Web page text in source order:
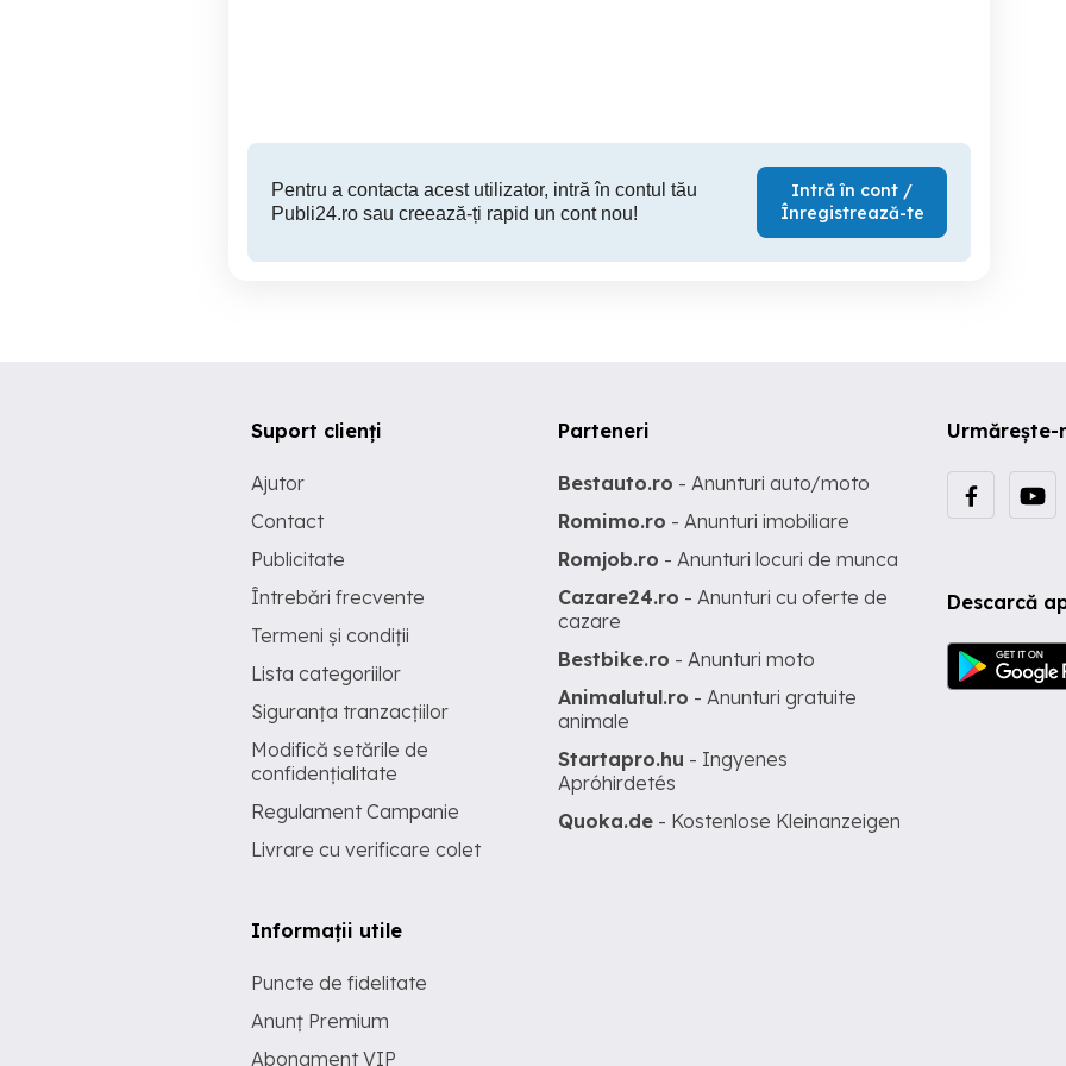
Pentru a contacta acest utilizator, intră în contul tău
Publi24.ro sau creează-ți rapid un cont nou!
Intră în cont /
Înregistrează-te
Urmărește-
Descarcă
Suport clienți
Ajutor
Contact
Publicitate
Întrebări frecvente
Termeni și condiții
Lista categoriilor
Siguranța tranzacțiilor
Modifică setările de
confidențialitate
Regulament Campanie
Livrare cu verificare colet
Informații utile
Puncte de fidelitate
Anunț Premium
Abonament VIP
Parteneri
Bestauto.ro - Anunturi auto/moto
Romimo.ro - Anunturi imobiliare
Romjob.ro - Anunturi locuri de munca
Cazare24.ro - Anunturi cu oferte de
cazare
Bestbike.ro - Anunturi moto
Animalutul.ro - Anunturi gratuite
animale
Startapro.hu - Ingyenes
Apróhirdetés
Quoka.de - Kostenlose Kleinanzeigen